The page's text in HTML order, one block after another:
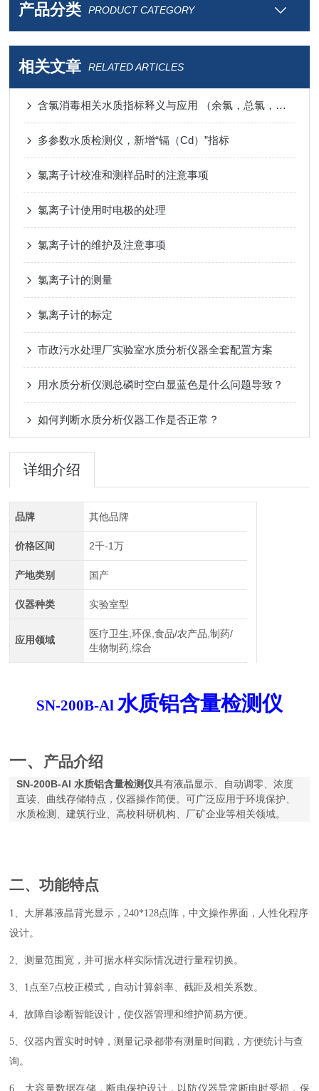
产品分类 PRODUCT CATEGORY
相关文章 RELATED ARTICLES
含氯消毒相关水质指标释义与应用 （余氯，总氯，二氧化氯，化合氯，有效氯
多参数水质检测仪，新增“镉（Cd）”指标
氯离子计校准和测样品时的注意事项
氯离子计使用时电极的处理
氯离子计的维护及注意事项
氯离子计的测量
氯离子计的标定
市政污水处理厂实验室水质分析仪器全套配置方案
用水质分析仪测总磷时空白显蓝色是什么问题导致？
如何判断水质分析仪器工作是否正常？
详细介绍
品牌 其他品牌
价格区间 2千-1万
产地类别 国产
仪器种类 实验室型
应用领域
医疗卫生,环保,食品/农产品,制药/
生物制药,综合
SN-200B-Al水质铝含量检测仪
一、 产品介绍
SN-200B-Al 水质铝含量检测仪具有液晶显示、自动调零、浓度
直读、曲线存储特点，仪器操作简便。可广泛应用于环境保护、
水质检测、建筑行业、高校科研机构、厂矿企业等相关领域。
二、功能特点
1、大屏幕液晶背光显示，240*128点阵，中文操作界面，人性化程序
设计。
2、测量范围宽，并可据水样实际情况进行量程切换。
3、 1 点至 7点校正模式，自动计算斜率、截距及相关系数。
4、故障自诊断智能设计，使仪器管理和维护简易方便。
5、仪器内置实时时钟，测量记录都带有测量时间戳，方便统计与查
询。
6 、大容量数据存储，断电保护设计，以防仪器异常断电时受损，保